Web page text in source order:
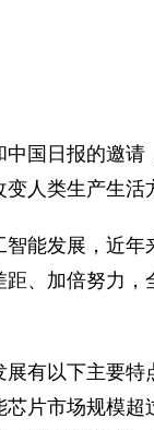
中国日报的邀
人类生产生活
能发展，近
、加倍努力
有以下主要
片市场规模